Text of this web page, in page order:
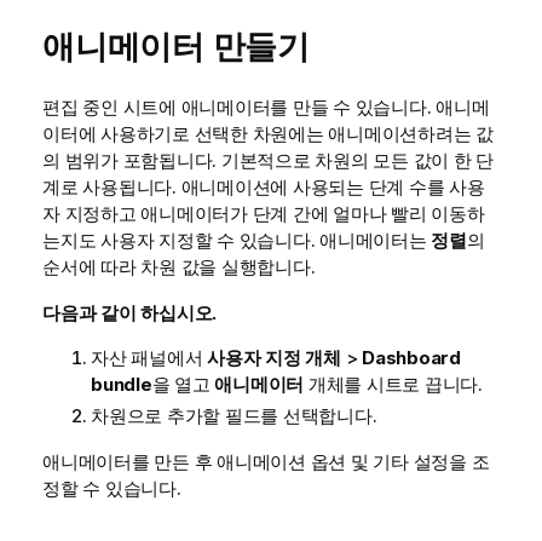
애니메이터 만들기
편집 중인 시트에 애니메이터를 만들 수 있습니다. 애니메
이터에 사용하기로 선택한 차원에는 애니메이션하려는 값
의 범위가 포함됩니다. 기본적으로 차원의 모든 값이 한 단
계로 사용됩니다. 애니메이션에 사용되는 단계 수를 사용
자 지정하고 애니메이터가 단계 간에 얼마나 빨리 이동하
는지도 사용자 지정할 수 있습니다. 애니메이터는 정렬의
순서에 따라 차원 값을 실행합니다.
다음과 같이 하십시오.
자산 패널에서 사용자 지정 개체 > Dashboard
bundle을 열고애니메이터 개체를 시트로 끕니다.
차원으로 추가할 필드를 선택합니다.
애니메이터를 만든 후 애니메이션 옵션 및 기타 설정을 조
정할 수 있습니다.